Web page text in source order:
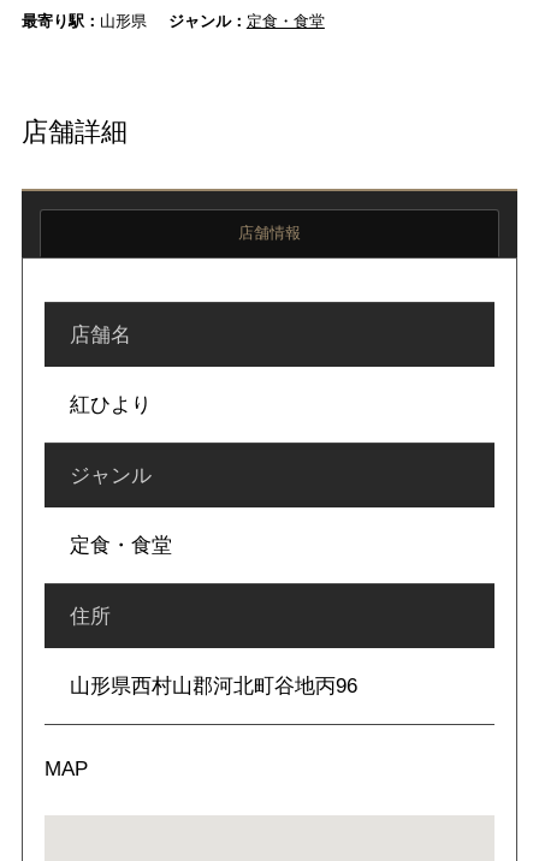
最寄り駅： 山形県 ジャンル： 定食・食堂
店舗詳細
店舗情報
店舗名
紅ひより
ジャンル
定食・食堂
住所
山形県西村山郡河北町谷地丙96
MAP